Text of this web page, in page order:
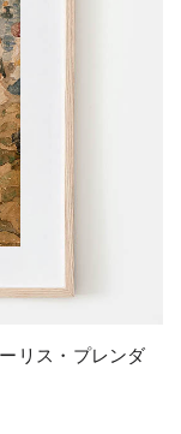
リス・プレンダ